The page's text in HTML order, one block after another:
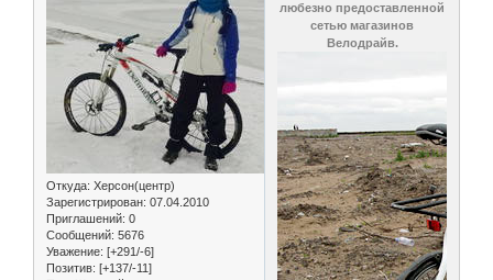
Откуда: Херсон(центр)
Зарегистрирован: 07.04.2010
Приглашений: 0
Сообщений: 5676
Уважение: [+291/-6]
Позитив: [+137/-11]
любезно предоставленной
сетью магазинов
Велодрайв.